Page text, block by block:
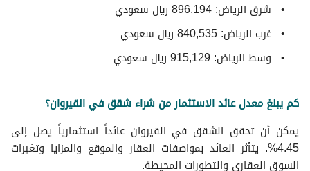
شرق الرياض: 896,194 ريال سعودي
غرب الرياض: 840,535 ريال سعودي
وسط الرياض: 915,129 ريال سعودي
كم يبلغ معدل عائد الاستثمار من شراء شقق في القيروان؟
يمكن أن تحقق الشقق في القيروان عائداً استثمارياً يصل إلى
4.45%. يتأثر العائد بمواصفات العقار والموقع والمزايا وتغيرات
السوق العقاري والتطورات المحيطة.